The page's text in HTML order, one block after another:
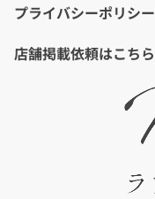
プライバシーポリシー
店舗掲載依頼はこちら